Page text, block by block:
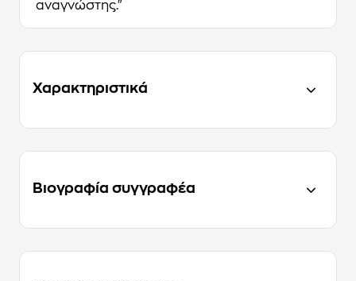
αναγνώστης."
Χαρακτηριστικά
Βιογραφία συγγραφέα